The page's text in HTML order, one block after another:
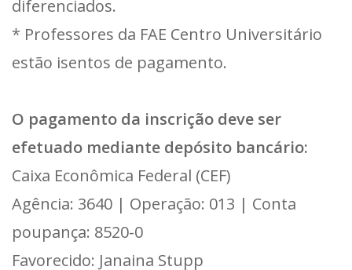
diferenciados.
* Professores da FAE Centro Universitário
estão isentos de pagamento.
O pagamento da inscrição deve ser
efetuado mediante depósito bancário:
Caixa Econômica Federal (CEF)
Agência: 3640 | Operação: 013 | Conta
poupança: 8520-0
Favorecido: Janaina Stupp